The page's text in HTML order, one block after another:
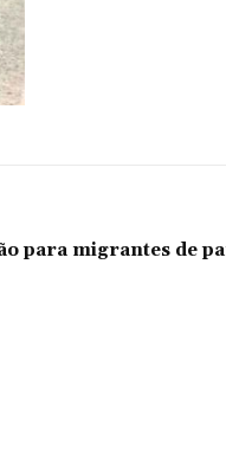
para migrantes de